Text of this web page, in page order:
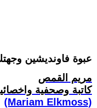
عبوة فاونديشين
مريم القمص
كاتبة وصحفية
(Mariam Elkmoss)